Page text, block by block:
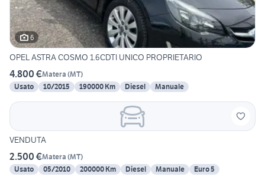
6
OPEL ASTRA COSMO 1.6CDTI UNICO PROPRIETARIO
4.800 €Matera (MT)
Usato
10/2015 190000 Km Diesel Manuale
VENDUTA
2.500 €Matera (MT)
Usato
05/2010 200000 Km Diesel Manuale Euro 5